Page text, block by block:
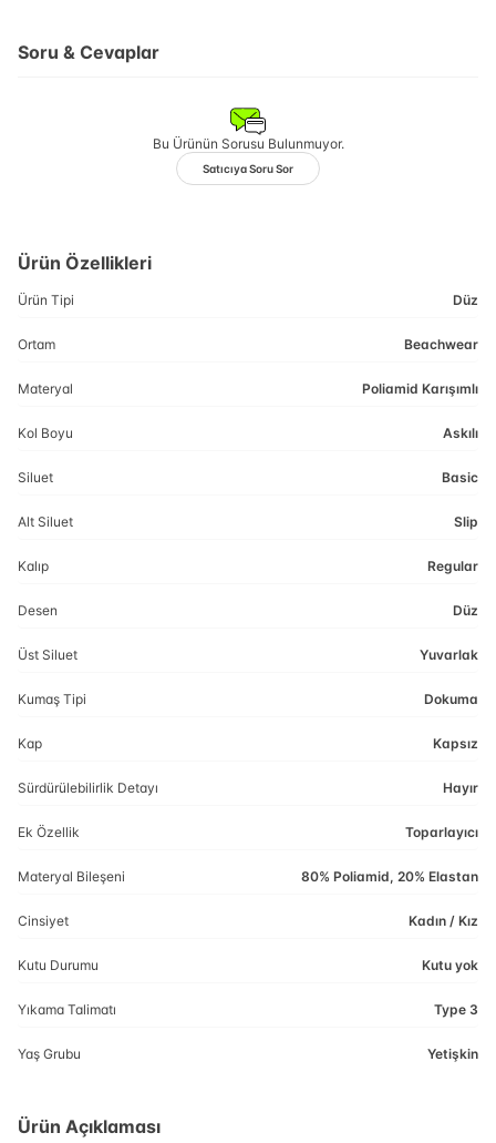
Soru & Cevaplar
Bu Ürünün Sorusu Bulunmuyor.
Satıcıya Soru Sor
Ürün Özellikleri
Ürün Tipi Düz
Ortam Beachwear
Materyal Poliamid Karışımlı
Kol Boyu Askılı
Siluet Basic
Alt Siluet Slip
Kalıp Regular
Desen Düz
Üst Siluet Yuvarlak
Kumaş Tipi Dokuma
Kap Kapsız
Sürdürülebilirlik Detayı Hayır
Ek Özellik Toparlayıcı
Materyal Bileşeni 80% Poliamid, 20% Elastan
Cinsiyet Kadın / Kız
Kutu Durumu Kutu yok
Yıkama Talimatı Type 3
Yaş Grubu Yetişkin
Ürün Açıklaması